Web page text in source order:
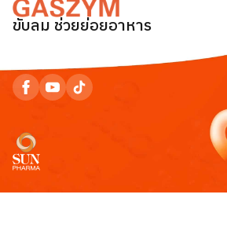
ขับลม ช่วยย่อยอาหาร